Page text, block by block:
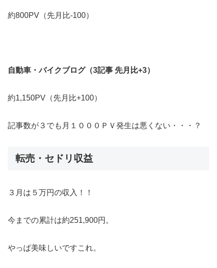
約800PV（先月比-100）
自動車・バイクブログ（3記事 先月比+3）
約1,150PV（先月比+100）
記事数が３でも月１０００ＰＶ発生は悪くない・・・？
転売・セドリ収益
３月は５万円の収入！！
今までの累計は約251,900円。
やっぱ美味しいですこれ。